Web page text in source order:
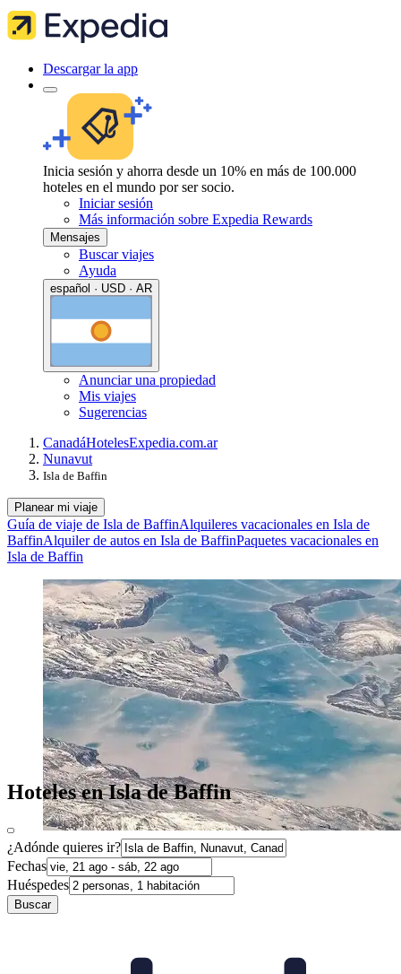
Descargar la app
Inicia sesión y ahorra desde un 10% en más de 100.000
hoteles en el mundo por ser socio.
Iniciar sesión
Más información sobre Expedia Rewards
Mensajes
Buscar viajes
Ayuda
español · USD · AR
Anunciar una propiedad
Mis viajes
Sugerencias
CanadáHotelesExpedia.com.ar
Nunavut
Isla de Baffin
Planear mi viaje
Guía de viaje de Isla de BaffinAlquileres vacacionales en Isla de
BaffinAlquiler de autos en Isla de BaffinPaquetes vacacionales en
Isla de Baffin
Hoteles en Isla de Baffin
¿Adónde quieres ir?
Fechas
Huéspedes
Buscar